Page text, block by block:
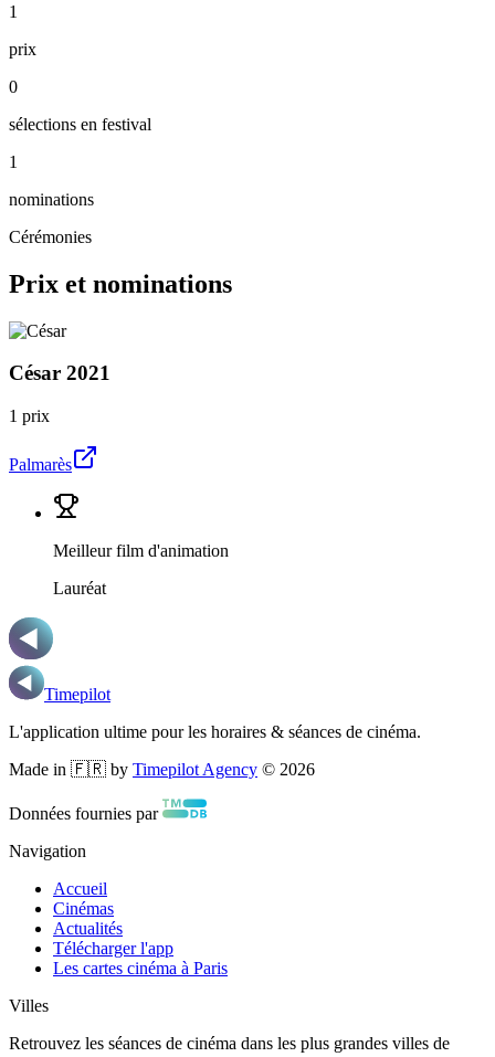
1
prix
0
sélections en festival
1
nominations
Cérémonies
Prix et nominations
César 2021
1 prix
Palmarès
Meilleur film d'animation
Lauréat
Timepilot
L'application ultime pour les horaires & séances de cinéma.
Made in 🇫🇷 by Timepilot Agency © 2026
Données fournies par
Navigation
Accueil
Cinémas
Actualités
Télécharger l'app
Les cartes cinéma à Paris
Villes
Retrouvez les séances de cinéma dans les plus grandes villes de